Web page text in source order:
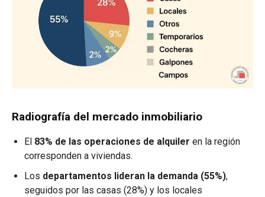
Radiografía del mercado inmobiliario
El 83% de las operaciones de alquiler en la región
corresponden a viviendas.
Los departamentos lideran la demanda (55%),
seguidos por las casas (28%) y los locales